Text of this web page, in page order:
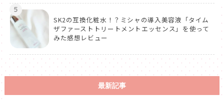
5
SK2の互換化粧水！？ミシャの導入美容液「タイム
ザファーストトリートメントエッセンス」を使って
みた感想レビュー
最新記事